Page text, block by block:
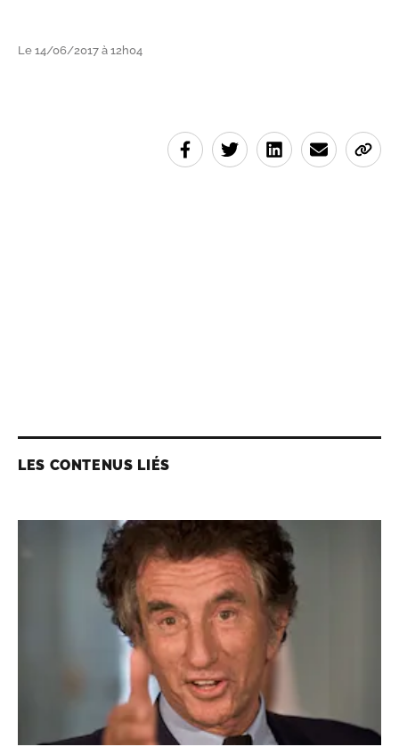
Le 14/06/2017 à 12h04
LES CONTENUS LIÉS